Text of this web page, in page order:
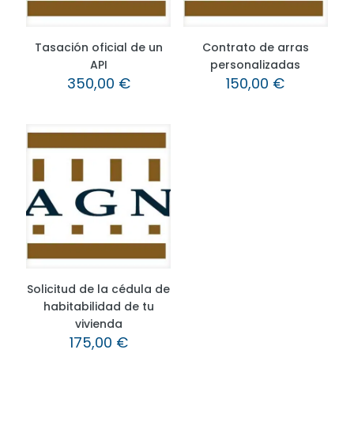
Tasación oficial de un
API
350,00 €
Contrato de arras
personalizadas
150,00 €
Solicitud de la cédula de
habitabilidad de tu
vivienda
175,00 €